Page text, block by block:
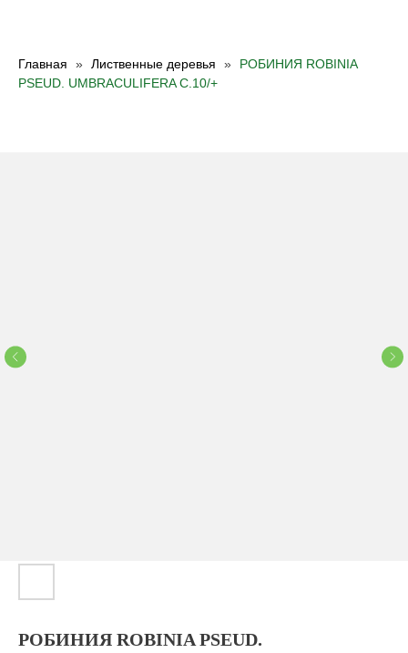
Главная Лиственные деревья
РОБИНИЯ ROBINIA
PSEUD. UMBRACULIFERA C.10/+
РОБИНИЯ ROBINIA PSEUD.